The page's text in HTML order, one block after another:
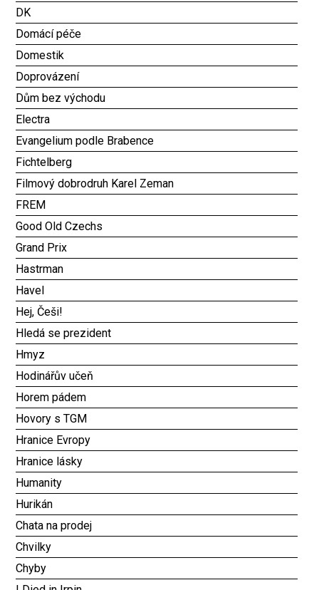
DK
Domácí péče
Domestik
Doprovázení
Dům bez východu
Electra
Evangelium podle Brabence
Fichtelberg
Filmový dobrodruh Karel Zeman
FREM
Good Old Czechs
Grand Prix
Hastrman
Havel
Hej, Češi!
Hledá se prezident
Hmyz
Hodinářův učeň
Horem pádem
Hovory s TGM
Hranice Evropy
Hranice lásky
Humanity
Hurikán
Chata na prodej
Chvilky
Chyby